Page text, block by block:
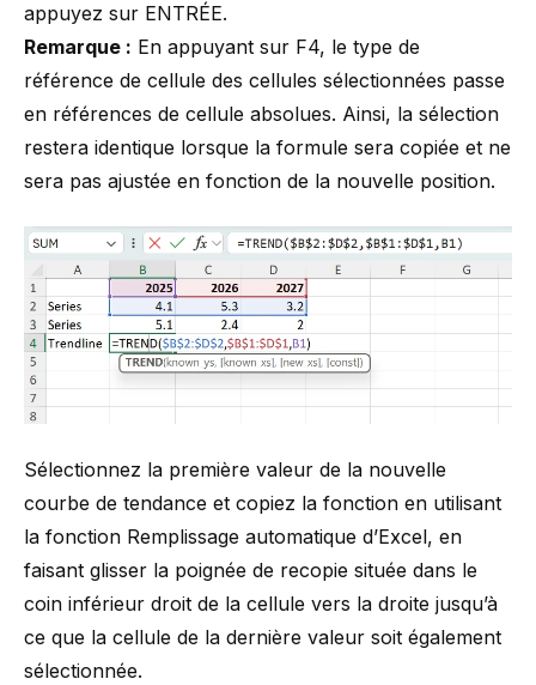
appuyez sur ENTRÉE.
Remarque : En appuyant sur F4, le type de
référence de cellule des cellules sélectionnées passe
en références de cellule absolues. Ainsi, la sélection
restera identique lorsque la formule sera copiée et ne
sera pas ajustée en fonction de la nouvelle position.
Sélectionnez la première valeur de la nouvelle
courbe de tendance et copiez la fonction en utilisant
la fonction Remplissage automatique d’Excel, en
faisant glisser la poignée de recopie située dans le
coin inférieur droit de la cellule vers la droite jusqu’à
ce que la cellule de la dernière valeur soit également
sélectionnée.